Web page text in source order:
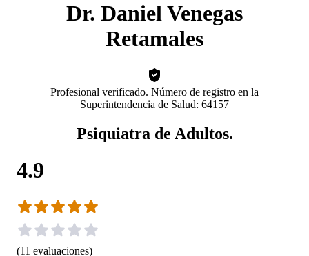
Dr. Daniel Venegas
Retamales
Profesional verificado. Número de registro en la
Superintendencia de Salud: 64157
Psiquiatra de Adultos.
4.9
(11 evaluaciones)